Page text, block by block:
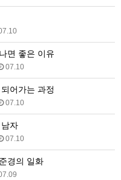
면 좋은 이유
07.10
어가는 과정
07.10
자
07.10
경의 일화